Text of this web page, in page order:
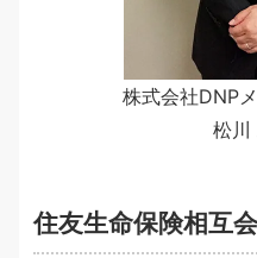
株式会社DNP
松川
住友生命保険相互